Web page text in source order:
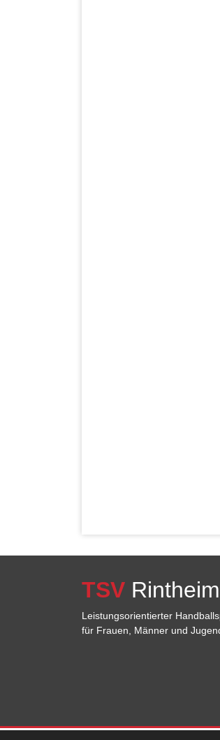
TSV Rintheim
Leistungsorientierter
für Frauen, Männer und